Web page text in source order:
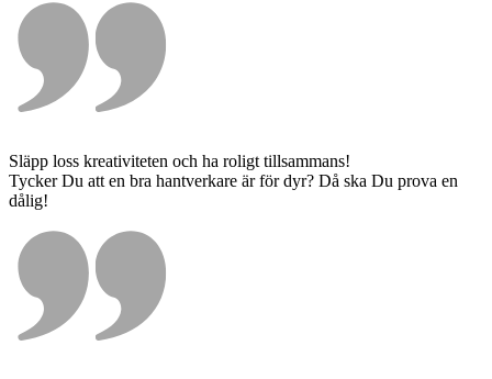
Släpp loss kreativiteten och ha roligt tillsammans!
Tycker Du att en bra hantverkare är för dyr? Då ska Du prova en
dålig!